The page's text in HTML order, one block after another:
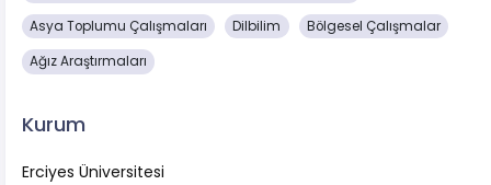
Asya Toplumu Çalışmaları Dilbilim Bölgesel Çalışmalar
Ağız Araştırmaları
Kurum
Erciyes Üniversitesi